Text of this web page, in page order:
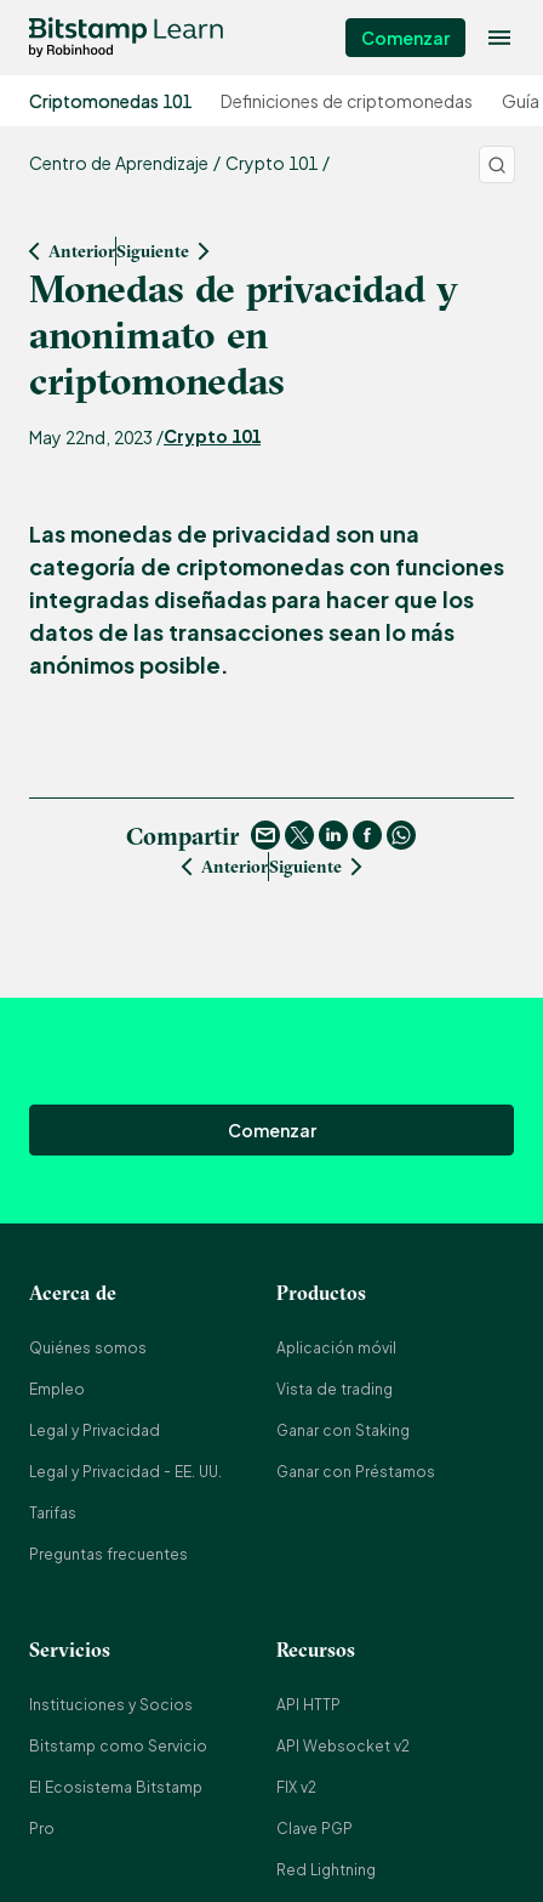
Comenzar
Criptomonedas 101 Definiciones de criptomonedas
Centro de Aprendizaje Crypto 101
AnteriorSiguiente
Monedas de privacidad y
anonimato en
criptomonedas
May 22nd, 2023 /Crypto 101
Las monedas de privacidad son una
categoría de criptomonedas con funciones
integradas diseñadas para hacer que los
datos de las transacciones sean lo más
anónimos posible.
Compartir
AnteriorSiguiente
Comenzar
Acerca de
Quiénes somos
Empleo
Legal y Privacidad
Legal y Privacidad - EE. UU.
Tarifas
Preguntas frecuentes
Productos
Aplicación móvil
Vista de trading
Ganar con Staking
Ganar con Préstamos
Servicios
Instituciones y Socios
Bitstamp como Servicio
El Ecosistema Bitstamp
Pro
Recursos
API HTTP
API Websocket v2
FIX v2
Clave PGP
Red Lightning